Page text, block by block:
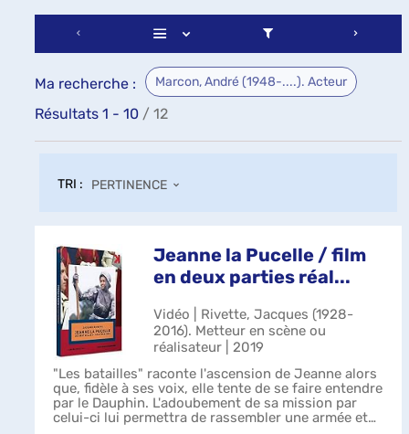
Ma recherche : Marcon, André (1948-....). Acteur
Résultats 1 - 10 / 12
TRI : PERTINENCE
Jeanne la Pucelle / film
en deux parties réal...
Vidéo | Rivette, Jacques (1928-
2016). Metteur en scène ou
réalisateur | 2019
"Les batailles" raconte l'ascension de Jeanne alors
que, fidèle à ses voix, elle tente de se faire entendre
par le Dauphin. L'adoubement de sa mission par
celui-ci lui permettra de rassembler une armée et